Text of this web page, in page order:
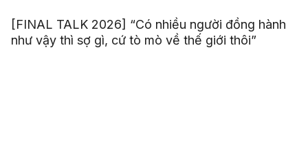
[FINAL TALK 2026] “Có nhiều người đồng hành
như vậy thì sợ gì, cứ tò mò về thế giới thôi”